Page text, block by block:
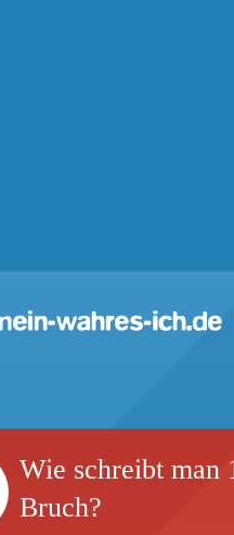
Wie schreibt man
Bruch?